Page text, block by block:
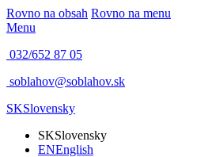
Rovno na obsah Rovno na menu
Menu
032/652 87 05
soblahov@soblahov.sk
SKSlovensky
SKSlovensky
ENEnglish